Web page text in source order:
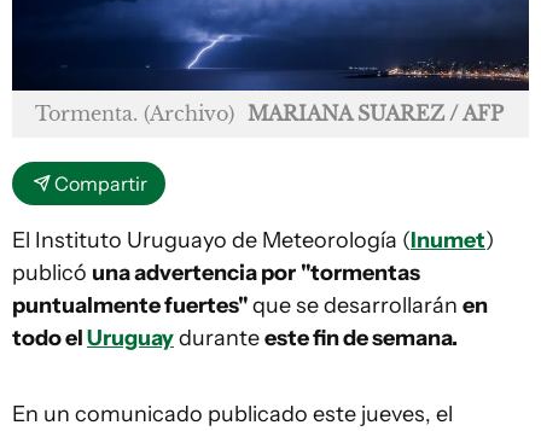
Tormenta. (Archivo) MARIANA SUAREZ / AFP
Compartir
El Instituto Uruguayo de Meteorología (Inumet)
publicó una advertencia por "tormentas
puntualmente fuertes"que se desarrollarán en
todo elUruguayduranteeste fin de semana.
En un comunicado publicado este jueves, el